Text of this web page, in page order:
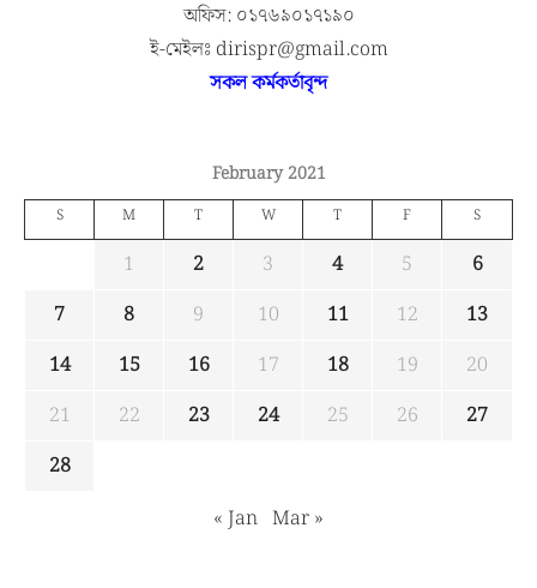
অফিস: ০১৭৬৯০১৭১৯০
ই-মেইলঃ dirispr@gmail.com
সকল কর্মকর্তাবৃন্দ
February 2021
S M T W T F S
1 2 3 4 5
6
7
8 9 10 11 12
13
14
15 16 17 18 19
20
21
22 23 24 25 26
27
28
« Jan Mar »